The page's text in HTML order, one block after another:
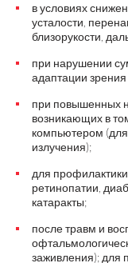
в условиях
усталости,
близорукости,
при нарушении
адаптации
при повышенных
возникающих в
компьютером
излучения);
для
ретинопатии,
катаракты;
после травм и
заживления); для